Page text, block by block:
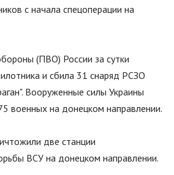
с начала спецоперации на
(ПВО) России за сутки
и сбила 31 снаряд РСЗО
". Вооруженные силы Украины
военных на донецком направлении.
две станции
ВСУ на донецком направлении.